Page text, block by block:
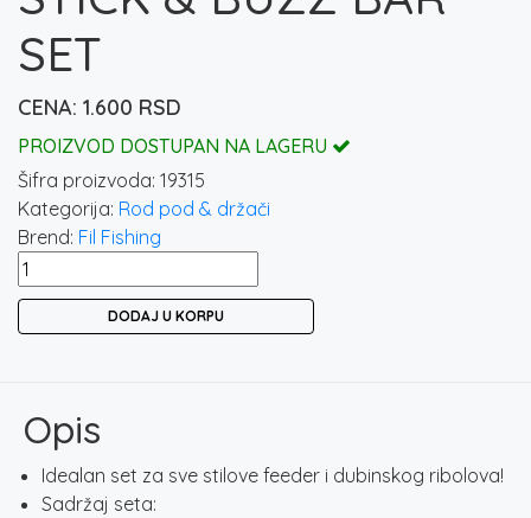
SET
1.600 RSD
PROIZVOD DOSTUPAN NA LAGERU
Šifra proizvoda: 19315
Kategorija: Rod pod & držači
Brend: Fil Fishing
FIL
FISHING
BAR
SET
količina
DODAJ U KORPU
Opis
Idealan set za sve stilove feeder i dubinskog ribolova!
Sadržaj seta: